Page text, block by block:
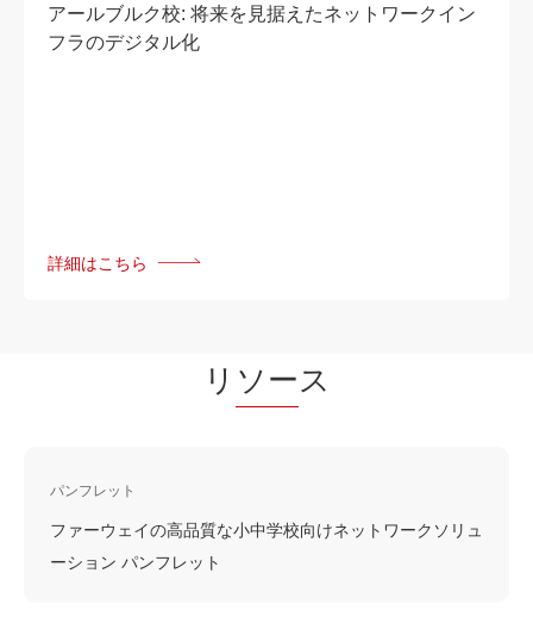
アールブルク校: 将来を見据えたネットワークイン
フラのデジタル化
詳細はこちら
リ ソー ス
パンフレット
ファーウェイの高品質な小中学校向けネットワークソリュ
ーション パンフレット